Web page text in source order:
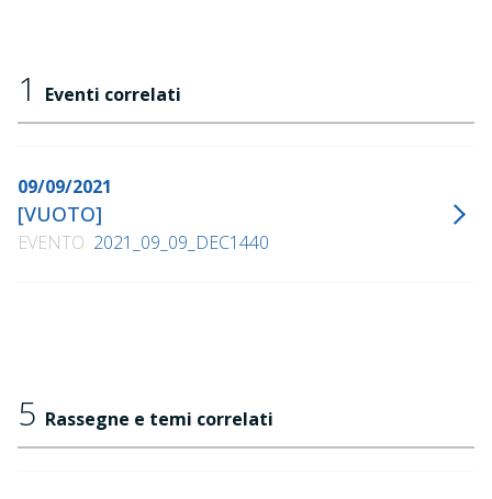
1 Eventi correlati
09/09/2021
[VUOTO]
EVENTO 2021_09_09_DEC1440
5 Rassegne e temi correlati